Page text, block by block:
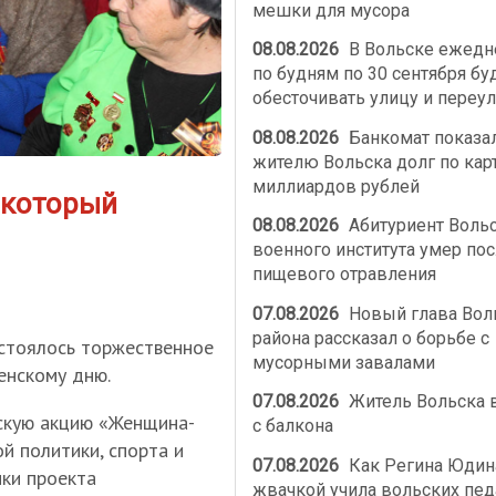
торжественное
дню.
акцию «Женщина-
политики, спорта и
проекта
мешки для мусора
08.08.2026
В Вольске
по будням по 30 сентября
обесточивать улицу и
08.08.2026 Банкомат
жителю Вольска долг по
миллиардов рублей
08.08.2026 Абитуриент
военного института умер
пищевого отравления
07.08.2026 Новый глава
района рассказал о борьбе с
мусорными завалами
07.08.2026 Житель Вольска
с балкона
07.08.2026 Как Регина
жвачкой учила вольских